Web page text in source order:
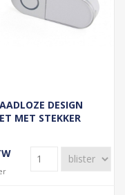
DESIGN
MET STEKKER